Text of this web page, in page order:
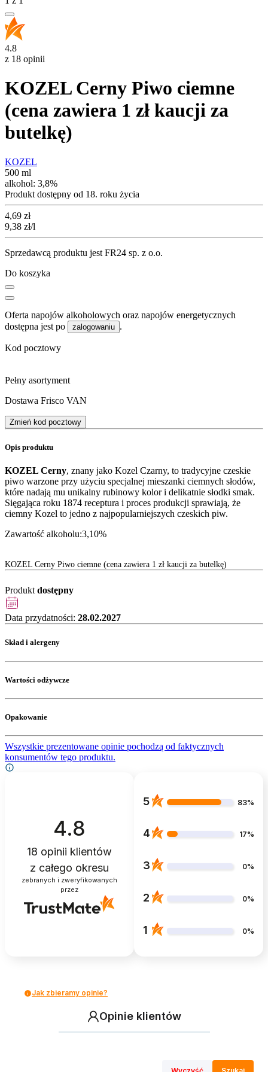
4.8
z 18 opinii
KOZEL Cerny Piwo ciemne
(cena zawiera 1 zł kaucji za
butelkę)
KOZEL
500 ml
alkohol: 3,8%
Produkt dostępny od 18. roku życia
Cena
4,69 zł
9,38 zł/l
Sprzedawcą produktu jest FR24 sp. z o.o.
Do koszyka
Oferta napojów alkoholowych oraz napojów energetycznych
dostępna jest po
zalogowaniu .
Kod pocztowy
Pełny asortyment
Dostawa Frisco VAN
Zmień kod pocztowy
Opis produktu
KOZEL Cerny, znany jako Kozel Czarny, to tradycyjne czeskie
piwo warzone przy użyciu specjalnej mieszanki ciemnych słodów,
które nadają mu unikalny rubinowy kolor i delikatnie słodki smak.
Sięgająca roku 1874 receptura i proces produkcji sprawiają, że
ciemny Kozel to jedno z najpopularniejszych czeskich piw.
Zawartość alkoholu:3,10%
KOZEL Cerny Piwo ciemne (cena zawiera 1 zł kaucji za butelkę)
Produkt dostępny
Data przydatności: 28.02.2027
Skład i alergeny
Wartości odżywcze
Opakowanie
Wszystkie prezentowane opinie pochodzą od faktycznych
konsumentów tego produktu.
4.8
18 opinii klientów
z całego okresu
zebranych i zweryfikowanych
przez
5 83%
4 17%
3 0%
2 0%
1 0%
Jak zbieramy opinie?
Opinie klientów